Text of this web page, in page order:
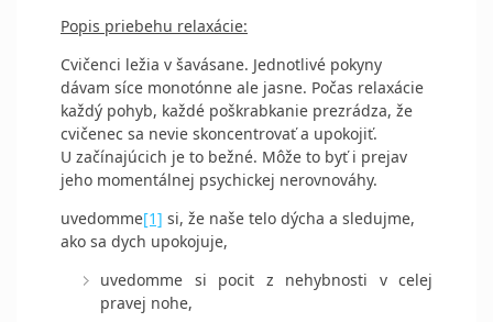
Popis priebehu relaxácie:
Cvičenci ležia v šavásane. Jednotlivé pokyny
dávam síce monotónne ale jasne. Počas relaxácie
každý pohyb, každé poškrabkanie prezrádza, že
cvičenec sa nevie skoncentrovať a upokojiť.
U začínajúcich je to bežné. Môže to byť i prejav
jeho momentálnej psychickej nerovnováhy.
uvedomme[1] si, že naše telo dýcha a sledujme,
ako sa dych upokojuje,
uvedomme si pocit z nehybnosti v celej
pravej nohe,